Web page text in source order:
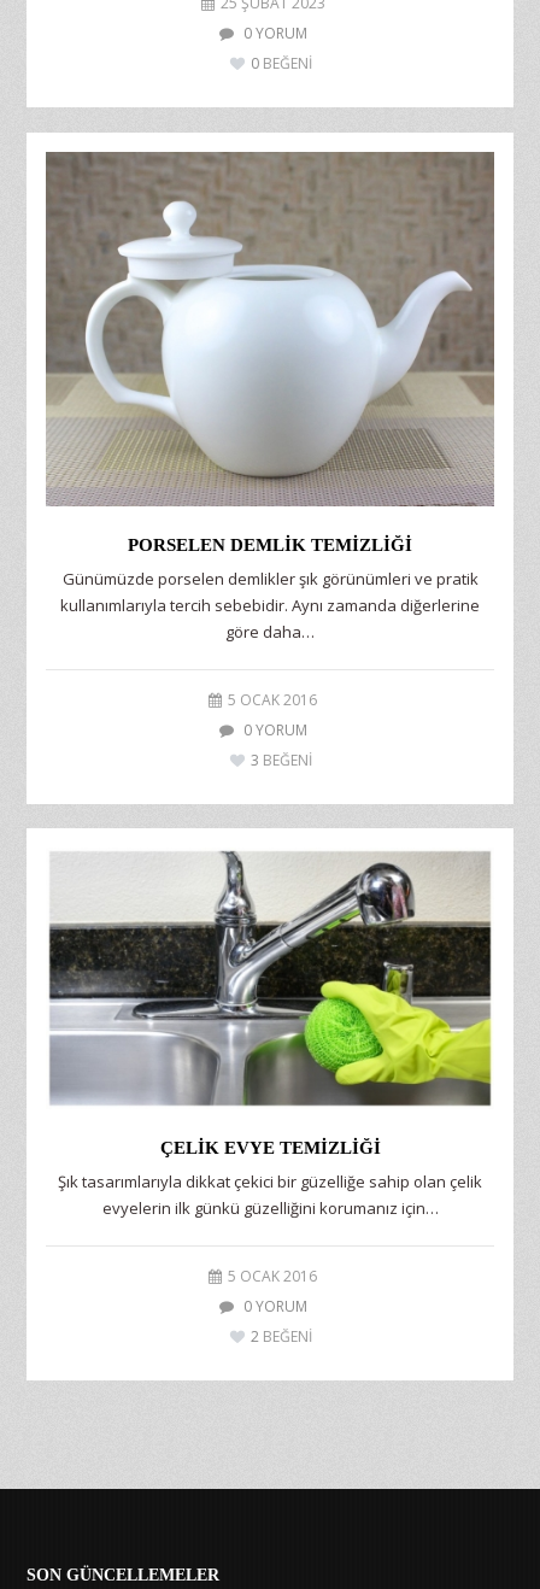
0 YORUM
0BEĞENİ
PORSELEN DEMLIK TEMIZLIĞI
Günümüzde porselen demlikler şık görünümleri ve pratik
kullanımlarıyla tercih sebebidir. Aynı zamanda diğerlerine
göre daha…
5 OCAK 2016
0 YORUM
3 BEĞENİ
ÇELIK EVYE TEMIZLIĞI
Şık tasarımlarıyla dikkat çekici bir güzelliğe sahip olan çelik
evyelerin ilk günkü güzelliğini korumanız için…
5 OCAK 2016
0 YORUM
2BEĞENİ
SON GÜNCELLEMELER